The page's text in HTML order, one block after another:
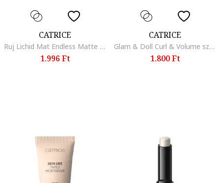
CATRICE
Ruj Lichid Mat Endless Matte Liquid Lipstick 010, 4.5 ml, 030
1.996 Ft
CATRICE
Glam & Doll Curl & Volume szempillaspirál, 010 Black, 10 ml
1.800 Ft